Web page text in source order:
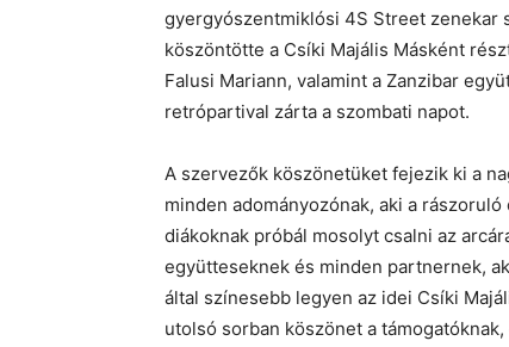
gyergyószentmiklósi 4S Street zenekar
köszöntötte a Csíki Majális Másként
Falusi Mariann, valamint a Zanzibar
retrópartival zárta a szombati napot.
A szervezők köszönetüket fejezik ki a
minden adományozónak, aki a
diákoknak próbál mosolyt csalni az
együtteseknek és minden partnernek,
által színesebb legyen az idei Csíki
utolsó sorban köszönet a